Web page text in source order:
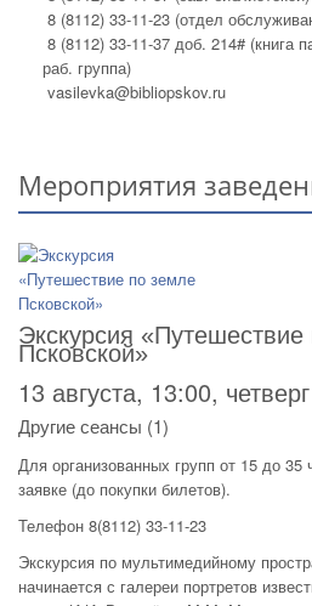
8 (8112) 33-11-23 (отдел
8 (8112) 33-11-37 доб. 214# (книга
раб. группа)
vasilevka@bibliopskov.ru
Мероприятия
Экскурсия
Псковской»
13 августа, 13:00, четверг
Другие сеансы (1)
Для организованных групп от 15 до 35
заявке (до покупки билетов).
Телефон 8(8112) 33-11-23
Экскурсия по мультимедийному
начинается с галереи портретов